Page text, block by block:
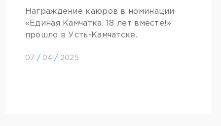
Награждение каюров в номинации
«Единая Камчатка. 18 лет вместе!»
прошло в Усть-Камчатске.
07 / 04/ 2025